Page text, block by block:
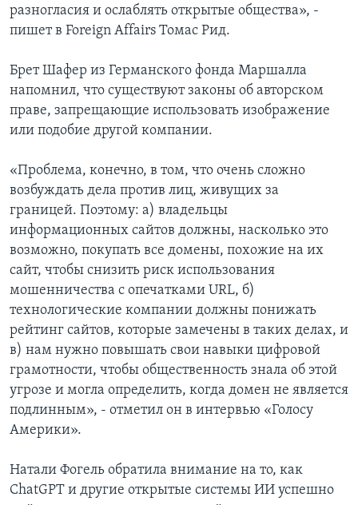
разногласия и ослаблять открытые общества», -
пишет в Foreign Affairs Томас Рид.
Брет Шафер из Германского фонда Маршалла
напомнил, что существуют законы об авторском
праве, запрещающие использовать изображение
или подобие другой компании.
«Проблема, конечно, в том, что очень сложно
возбуждать дела против лиц, живущих за
границей. Поэтому: а) владельцы
информационных сайтов должны, насколько это
возможно, покупать все домены, похожие на их
сайт, чтобы снизить риск использования
мошенничества с опечатками URL, б)
технологические компании должны понижать
рейтинг сайтов, которые замечены в таких делах, и
в) нам нужно повышать свои навыки цифровой
грамотности, чтобы общественность знала об этой
угрозе и могла определить, когда домен не является
подлинным», - отметил он в интервью «Голосу
Америки».
Натали Фогель обратила внимание на то, как
ChatGPT и другие открытые системы ИИ успешно